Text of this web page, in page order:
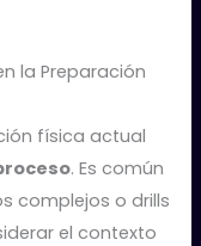
la Preparación
física actual
. Es común
complejos o drills
el contexto